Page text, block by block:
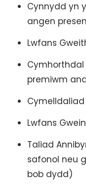
Cynnydd yn
angen
Lwfans
premiwm
Lwfans
Taliad
safonol neu
bob dydd)